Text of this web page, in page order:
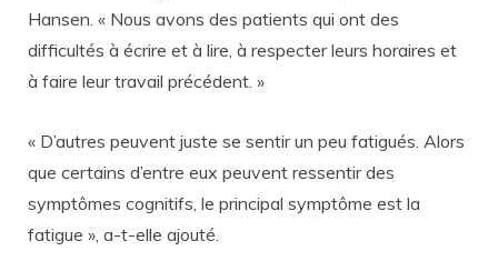
Hansen. « Nous avons des patients qui ont des
difficultés à écrire et à lire, à respecter leurs horaires et
à faire leur travail précédent. »
« D’autres peuvent juste se sentir un peu fatigués. Alors
que certains d’entre eux peuvent ressentir des
symptômes cognitifs, le principal symptôme est la
fatigue », a-t-elle ajouté.